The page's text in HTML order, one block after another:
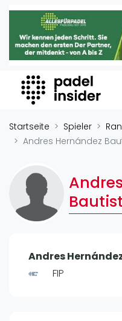
Padel Insider
Home
Organisationen
Buchungssysteme
Padel-Shops
Padel-Marken
Verschiedenes
Turniere
Playtomic
Startseite Spieler
Andres Hernández
Andres
FIP